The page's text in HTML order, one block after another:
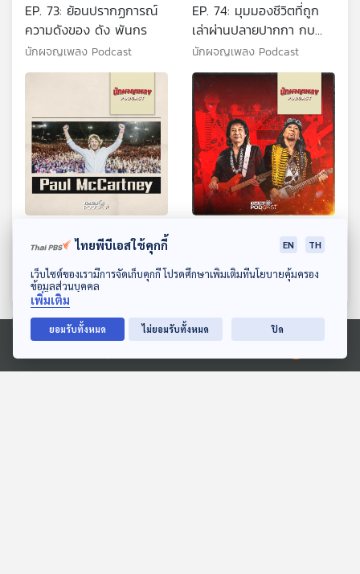
ดาวน์โหลด Thai PBS Podcast Application
Ⓒ 2020 องค์การกระจายเสียงและแพร่ภาพสาธารณะแห่งประเทศไทย
EP. 73: ย้อนปรากฏการณ์
ความดังของ ดัง พันกร
นักผจญเพลง Podcast
EP. 74: มุมมองชีวิตที่ถูก
เล่าผ่านปลายปากกา กบ
Big Ass
นักผจญเพลง Podcast
EP. 75: Paul McCartney
อัจฉริยะทางดนตรี ผู้เป็นกระ
ดูกสันหลัง The Beatles
นักผจญเพลง Podcast
EP. 76: 2 เทพ GUITAR
HERO เมืองไทย กับเรื่องที่
คอกีตาร์ต้องรู้
นักผจญเพลง Podcast
ตอนที่เกี่ยวข้อง
ไทยพีบีเอสใช้คุกกี้ EN TH
เว็บไซต์ของเรามีการจัดเก็บคุกกี้ โปรดศึกษาเพิ่มเติมที่นโยบายคุ้มครอง
ข้อมูลส่วนบุคคล
เพิ่มเติม
ยอมรับทั้งหมด ไม่ยอมรับทั้งหมด ปิด